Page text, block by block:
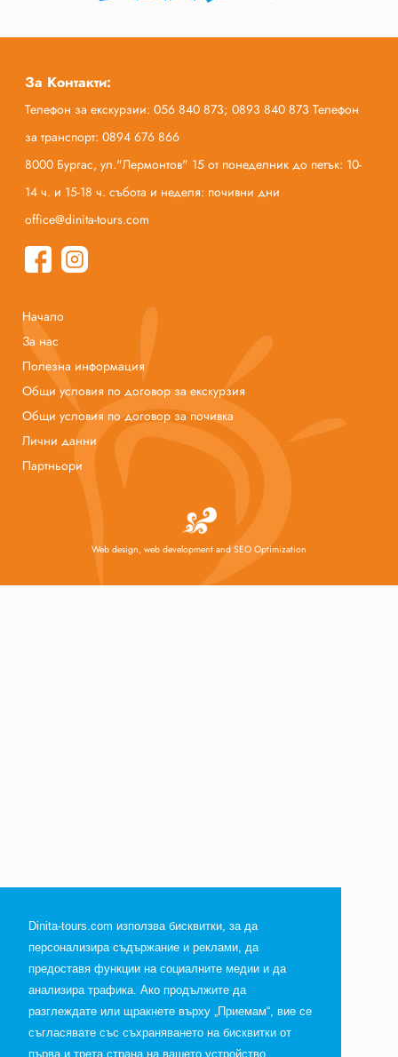
Dinita-tours.com използва бисквитки, за да
персонализира съдържание и реклами, да
предоставя функции на социалните медии и да
анализира трафика. Ако продължите да
разглеждате или щракнете върху „Приемам“, вие се
съгласявате със съхраняването на бисквитки от
първа и трета страна на вашето устройство.
За Контакти:
Телефон за екскурзии: 056 840 873; 0893 840 873 Телефон
за транспорт: 0894 676 866
8000 Бургас, ул."Лермонтов" 15 от понеделник до петък: 10-
14 ч. и 15-18 ч. събота и неделя: почивни дни
office@dinita-tours.com
Начало
За нас
Полезна информация
Общи условия по договор за екскурзия
Общи условия по договор за почивка
Лични данни
Партньори
Web design, web development and SEO Optimization